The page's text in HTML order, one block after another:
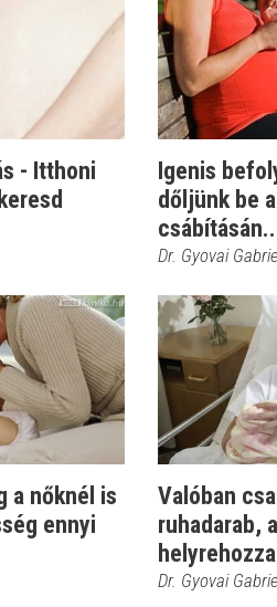
- Itthoni
Igenis
dőljünk be
Dr. Gyovai
a nőknél is
ennyi
Valóban
ruhadarab,
Dr. Gyovai